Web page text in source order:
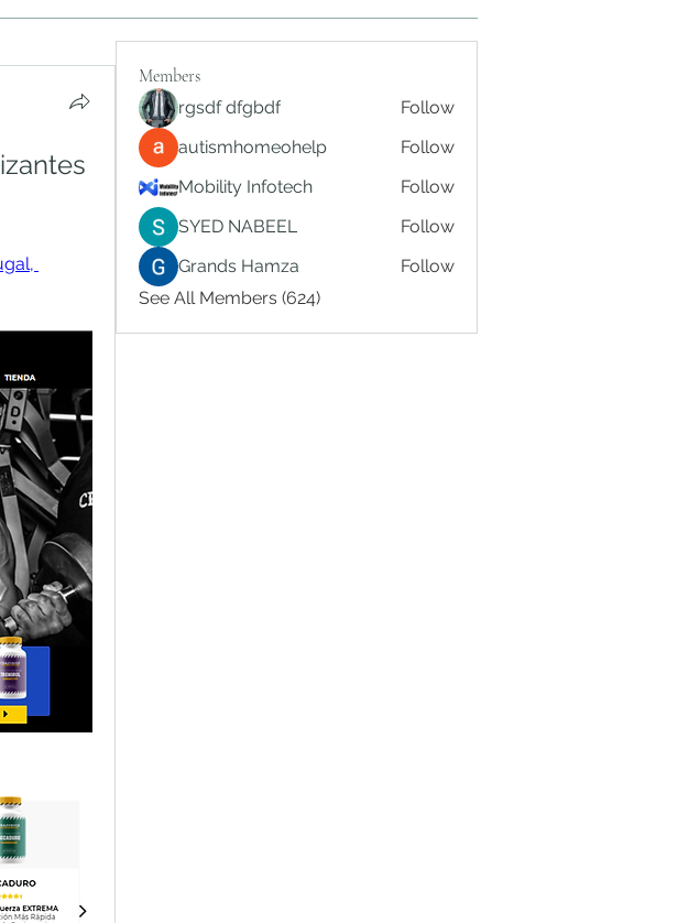
Members
rgsdf dfgbdf
Follow
autismhomeohelp
Follow
Mobility Infotech
Follow
SYED NABEEL
Follow
Grands Hamza
Follow
See All Members (624)